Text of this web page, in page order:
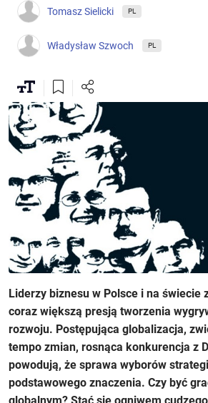
Tomasz Sielicki PL
Władysław Szwoch PL
Liderzy biznesu w Polsce i na świecie
coraz większą presją tworzenia
rozwoju. Postępująca globalizacja,
tempo zmian, rosnąca konkurencja z
powodują, że sprawa wyborów
podstawowego znaczenia. Czy być